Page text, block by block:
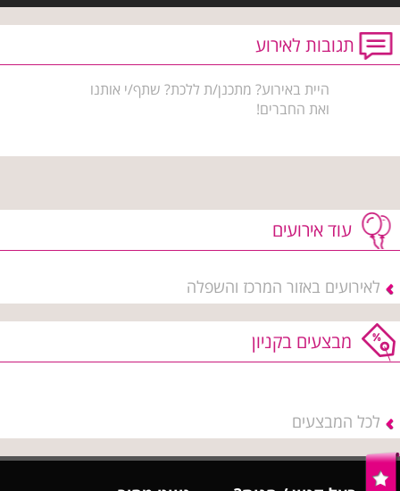
תגובות לאירוע
היית באירוע? מתכנן/ת ללכת? שתף/י אותנו
ואת החברים!
עוד אירועים
לאירועים באזור המרכז והשפלה
מבצעים בקניון
לכל המבצעים